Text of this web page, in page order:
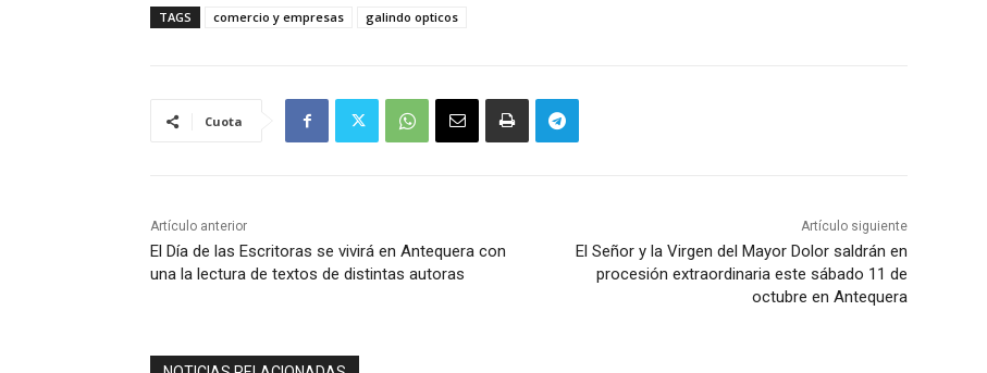
TAGS comercio y empresas galindo opticos
Cuota
Artículo anterior
El Día de las Escritoras se vivirá en Antequera con
una la lectura de textos de distintas autoras
Artículo siguiente
El Señor y la Virgen del Mayor Dolor saldrán en
procesión extraordinaria este sábado 11 de
octubre en Antequera